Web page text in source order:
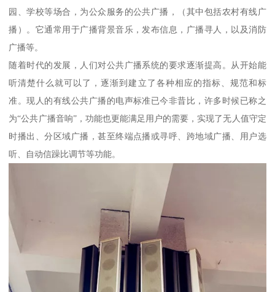
园、学校等场合，为公众服务的公共广播，（其中包括农村有线广
播）。它通常用于广播背景音乐，发布信息，广播寻人，以及消防
广播等。
随着时代的发展，人们对公共广播系统的要求逐渐提高。从开始能
听清楚什么就可以了，逐渐到建立了各种相应的指标、规范和标
准。现人的有线公共广播的电声标准已今非昔比，许多时候已称之
为“公共广播音响”，功能也更能满足用户的需要，实现了无人值守定
时播出、分区域广播，甚至终端点播或寻呼、跨地域广播、用户选
听、自动信躁比调节等功能。